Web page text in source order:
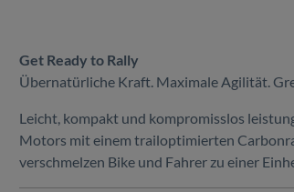
Get Ready to Rally
Übernatürliche Kraft. Maximale Agilität.
Leicht, kompakt und kompromisslos
Motors mit einem trailoptimierten
verschmelzen Bike und Fahrer zu einer